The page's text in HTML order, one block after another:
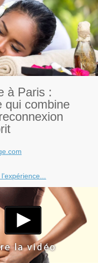
à Paris :
qui combine